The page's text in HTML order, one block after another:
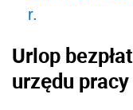
r.
Urlop
urzędu pracy